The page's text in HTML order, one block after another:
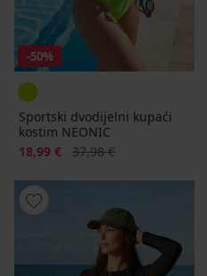
-50%
Sportski dvodijelni kupaći
kostim NEONIC
Popust
18,99 € Prvobitna cijena
37,98 €